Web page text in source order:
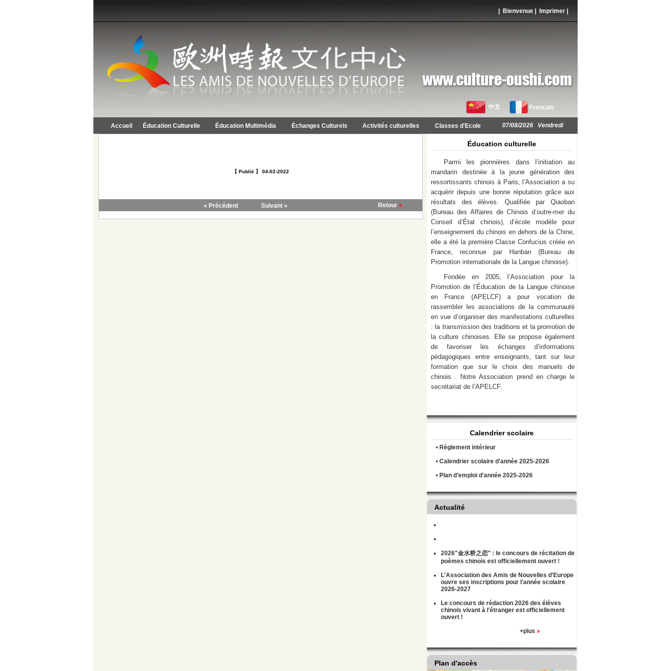
| Bienvenue | Imprimer
中文 Français
Accueil Éducation Culturelle Éducation Multimédia Échanges Culturels Activités culturelles Classes d'Ecole 07/08/2026 Vendredi
【 Publié 】 04-02-2022
« Précédent Suivant » Retour »
Éducation culturelle
Parmi les pionnières dans l’initiation au
mandarin destinée à la jeune génération des
ressortissants chinois à Paris, l’Association a su
acquérir depuis une bonne réputation grâce aux
résultats des élèves. Qualifiée par Qiaoban
(Bureau des Affaires de Chinois d’outre-mer du
Conseil d’État chinois), d’école modèle pour
l’enseignement du chinois en dehors de la Chine,
elle a été la première Classe Confucius créée en
France, reconnue par Hanban (Bureau de
Promotion internationale de la Langue chinoise).
Fondée en 2005, l’Association pour la
Promotion de l’Éducation de la Langue chinoise
en France (APELCF) a pour vocation de
rassembler les associations de la communauté
en vue d’organiser des manifestations culturelles
: la transmission des traditions et la promotion de
la culture chinoises. Elle se propose également
de favoriser les échanges d’informations
pédagogiques entre enseignants, tant sur leur
formation que sur le choix des manuels de
chinois . Notre Association prend en charge le
secrétariat de l’APELCF.
Calendrier scolaire
• Règlement intérieur
• Calendrier scolaire d'année 2025-2026
• Plan d’emploi d'année 2025-2026
Actualité
2026"金水桥之恋" : le concours de récitation de
poèmes chinois est officiellement ouvert !
L'Association des Amis de Nouvelles d'Europe
ouvre ses inscriptions pour l'année scolaire
2026-2027
Le concours de rédaction 2026 des élèves
chinois vivant à l'étranger est officiellement
ouvert !
+plus »
Plan d'accès